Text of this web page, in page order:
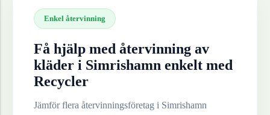
Enkel återvinning
Få hjälp med återvinning av
kläder i Simrishamn enkelt med
Recycler
Jämför flera återvinningsföretag i Simrishamn